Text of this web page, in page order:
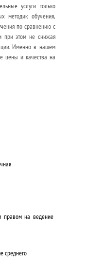
услуги только
методик обучения,
по сравнению с
при этом не снижая
Именно в нашем
цены и качества на
правом на ведение
среднего